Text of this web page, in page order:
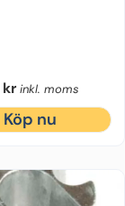
kr inkl. moms
Köp nu